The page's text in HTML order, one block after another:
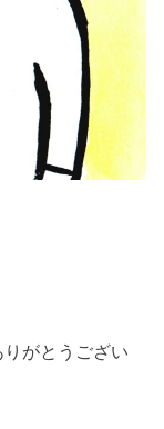
がとうござい